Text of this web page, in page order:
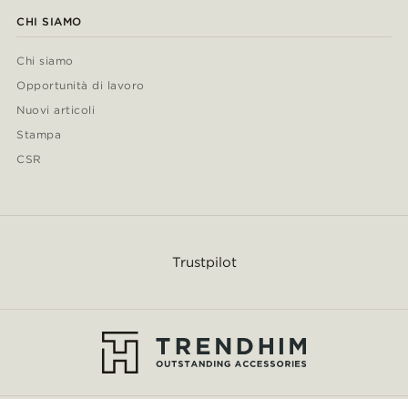
CHI SIAMO
Chi siamo
Opportunità di lavoro
Nuovi articoli
Stampa
CSR
Trustpilot